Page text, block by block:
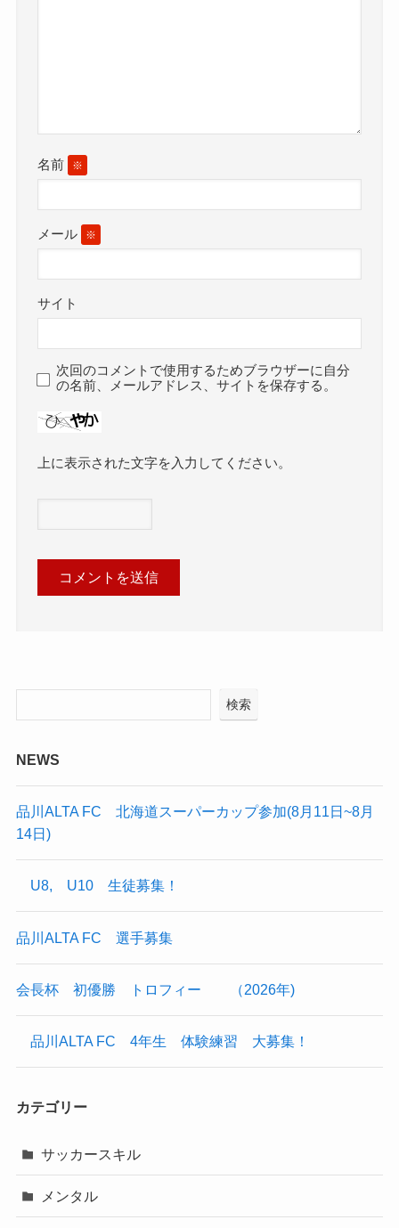
名前 ※
メール ※
サイト
次回のコメントで使用するためブラウザーに自分
の名前、メールアドレス、サイトを保存する。
上に表示された文字を入力してください。
検索
NEWS
品川ALTA FC 北海道スーパーカップ参加(8月11日~8月
14日)
U8, U10 生徒募集！
品川ALTA FC 選手募集
会長杯 初優勝 トロフィー （2026年)
品川ALTA FC 4年生 体験練習 大募集！
カテゴリー
サッカースキル
メンタル